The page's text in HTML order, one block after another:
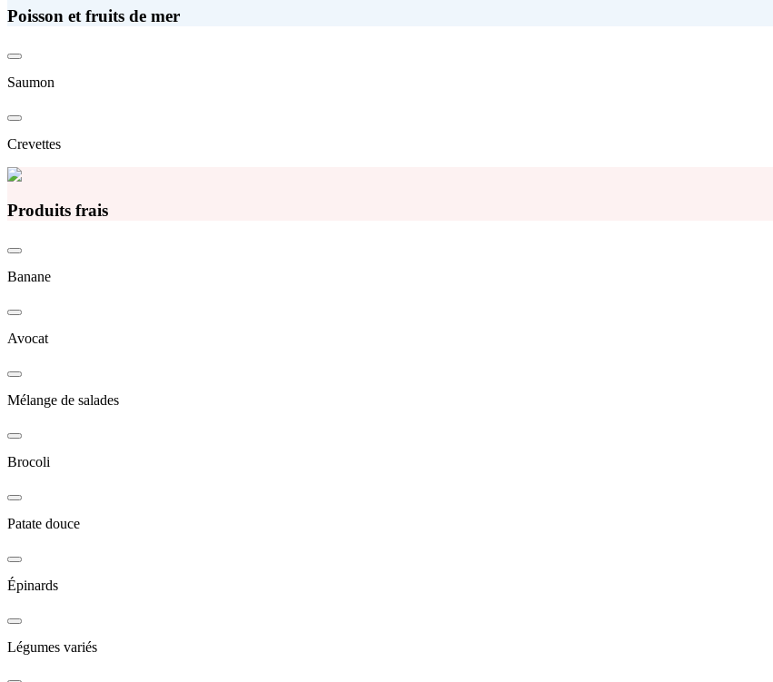
Poisson et fruits de mer
Saumon
Crevettes
Produits frais
Banane
Avocat
Mélange de salades
Brocoli
Patate douce
Épinards
Légumes variés